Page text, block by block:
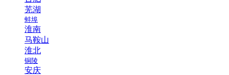
芜湖
蚌埠
淮南
马鞍山
淮北
铜陵
安庆